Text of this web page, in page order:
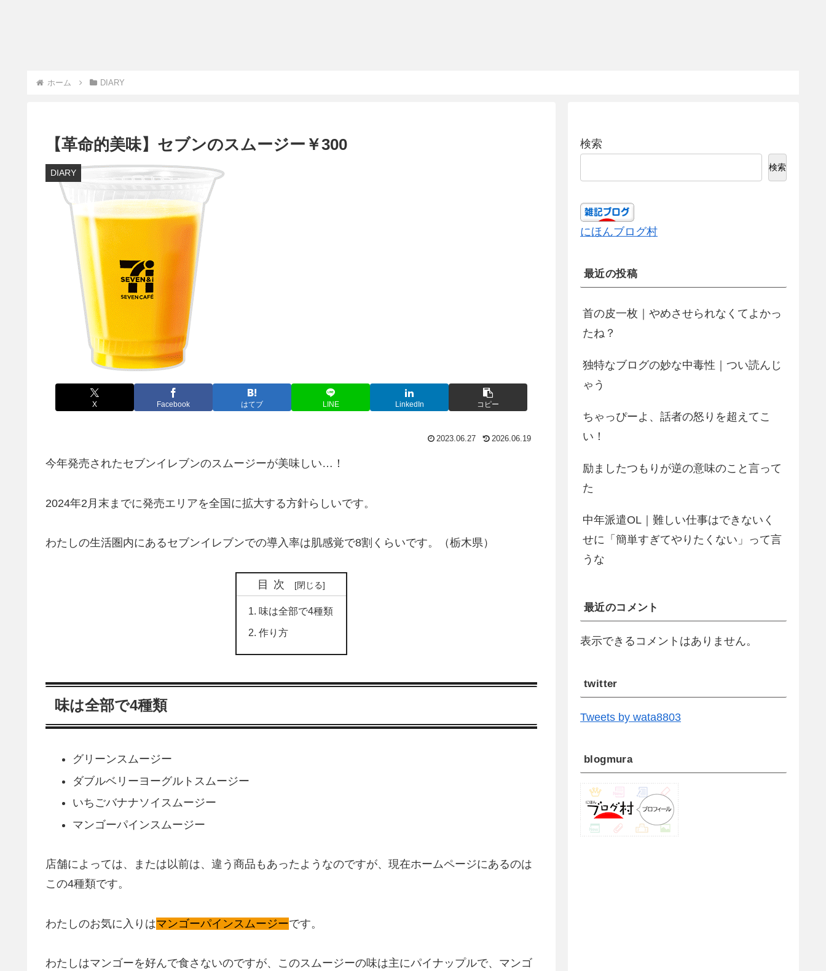
ホーム DIARY
【革命的美味】セブンのスムージー￥300
DIARY
X Facebook はてブ LINE LinkedIn コピー
2023.06.27 2026.06.19
今年発売されたセブンイレブンのスムージーが美味しい…！
2024年2月末までに発売エリアを全国に拡大する方針らしいです。
わたしの生活圏内にあるセブンイレブンでの導入率は肌感覚で8割くらいです。（栃木県）
目次
味は全部で4種類
作り方
味は全部で4種類
グリーンスムージー
ダブルベリーヨーグルトスムージー
いちごバナナソイスムージー
マンゴーパインスムージー
店舗によっては、または以前は、違う商品もあったようなのですが、現在ホームページにあるのは
この4種類です。
わたしのお気に入りはマンゴーパインスムージーです。
わたしはマンゴーを好んで食さないのですが、このスムージーの味は主にパイナップルで、マンゴ
検索
検索
にほんブログ村
最近の投稿
首の皮一枚｜やめさせられなくてよかっ
たね？
独特なブログの妙な中毒性｜つい読んじ
ゃう
ちゃっぴーよ、話者の怒りを超えてこ
い！
励ましたつもりが逆の意味のこと言って
た
中年派遣OL｜難しい仕事はできないく
せに「簡単すぎてやりたくない」って言
うな
最近のコメント
表示できるコメントはありません。
twitter
Tweets by wata8803
blogmura